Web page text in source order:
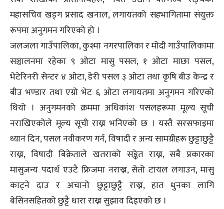
महासचिव खड्ग प्रसाद खनाल, लगायतको सहभागितामा संयुक्त
रूपमा अनुगमन गरिएको हो ।
जलजला गाउँपालिका, कुश्मा नगरपालिका र मोदी गाउँपालिकामा
सञ्चालनमा रहेका ९ ओटा मासु पसल, १ ओटा माछा पसल,
भेटेरिनरी सेन्टर ४ ओटा, डेरी पसल ३ ओटा तथा कृषि बीउ केन्द्र र
बीउ भण्डार तथा एग्रो भेट ६ ओटा लगायतमा अनुगमन गरिएको
थियो । अनुगमनको क्रममा अधिकांश पसलहरूमा मूल्य सूची
नराखिएकोले मूल्य सूची राख्न भनिएको छ । यस्तै सरसफाइमा
ध्यान दिन, पसल नवीकरण गर्न, विषादी र अन्य सामग्रीहरू छुट्टाछुट्टै
राख्न, विषादी बिक्रेताले खतराको सङ्केत राख्न, सबै प्रकारका
मासुजन्य पदार्थ एउटै फ्रिजमा नराख्न, सेतो टायल लगाउन, मासु
काट्ने दाउ र अचानो छुट्टाछुट्टै राख्न, हात धुनका लागि
बेसिनसहितको छुट्टै धारा राख्न सुझाव दिइएको छ ।